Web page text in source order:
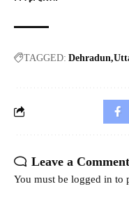
TAGGED: Dehradun
Leave a Comment
You must be logged in to